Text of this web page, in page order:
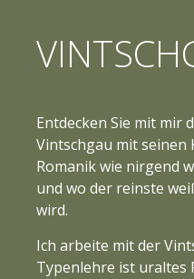
Entdecken Sie mit mir
Vintschgau mit seinen
Romanik wie nirgend
und wo der reinste
wird.
Ich arbeite mit der
Typenlehre ist uraltes